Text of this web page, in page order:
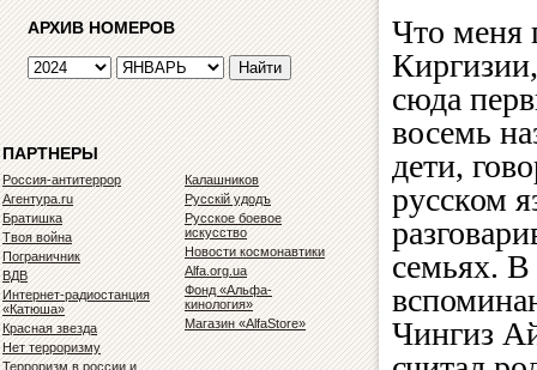
АРХИВ НОМЕРОВ
ПАРТНЕРЫ
Россия-антитеррор
Агентура.ru
Братишка
Твоя война
Пограничник
ВДВ
Интернет-радиостанция
«Катюша»
Красная звезда
Нет терроризму
Терроризм в россии и
Калашников
Русскiй удодъ
Русское боевое
искусство
Новости космонавтики
Alfa.org.ua
Фонд «Альфа-
кинология»
Магазин «AlfaStore»
Что меня
сюда
восемь
дети,
русском
семьях. В
Чингиз